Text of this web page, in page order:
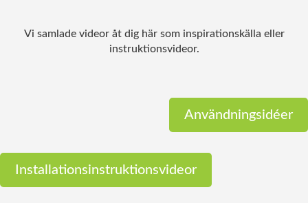
Vi samlade videor åt dig här som inspirationskälla eller
instruktionsvideor.
Användningsidéer
Installationsinstruktionsvideor